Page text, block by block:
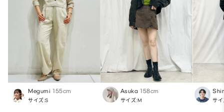
Megumi 155cm
サイズ:S
Asuka 158cm
サイズ:M サ